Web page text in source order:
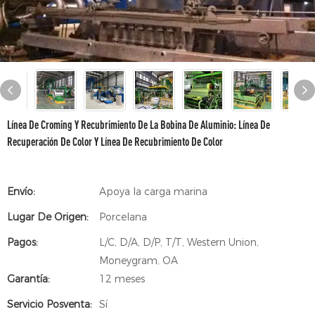
Línea De Croming Y Recubrimiento De La Bobina De Aluminio: Línea De
Recuperación De Color Y Línea De Recubrimiento De Color
Envío:
Apoya la carga marina
Lugar De Origen:
Porcelana
Pagos:
L/C, D/A, D/P, T/T, Western Union,
Moneygram, OA
Garantía:
12 meses
Servicio Posventa: Sí